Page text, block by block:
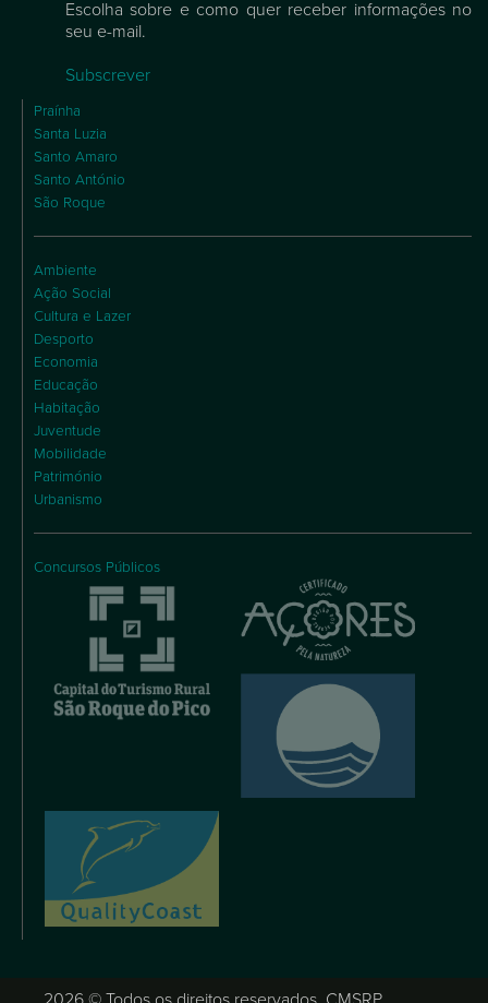
Escolha sobre e como quer receber informações no
seu e-mail.
Subscrever
Praínha
Santa Luzia
Santo Amaro
Santo António
São Roque
Ambiente
Ação Social
Cultura e Lazer
Desporto
Economia
Educação
Habitação
Juventude
Mobilidade
Património
Urbanismo
Concursos Públicos